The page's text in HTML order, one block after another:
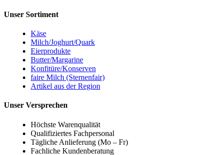
Unser Sortiment
Käse
Milch/Joghurt/Quark
Eierprodukte
Butter/Margarine
Konfitüre/Konserven
faire Milch (Sternenfair)
Artikel aus der Region
Unser Versprechen
Höchste Warenqualität
Qualifiziertes Fachpersonal
Tägliche Anlieferung (Mo – Fr)
Fachliche Kundenberatung